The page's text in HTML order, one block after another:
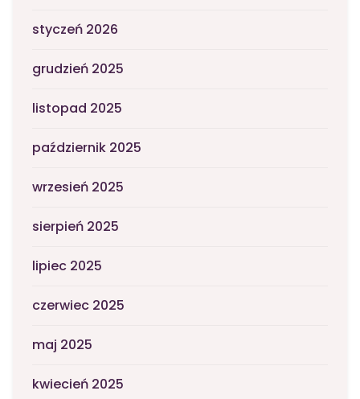
styczeń 2026
grudzień 2025
listopad 2025
październik 2025
wrzesień 2025
sierpień 2025
lipiec 2025
czerwiec 2025
maj 2025
kwiecień 2025